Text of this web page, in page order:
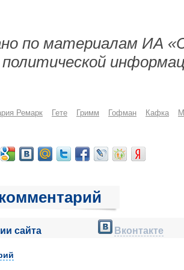
по материалам ИА
Ремарк Гете Гримм Гофман Кафка
сайта Вконтакте